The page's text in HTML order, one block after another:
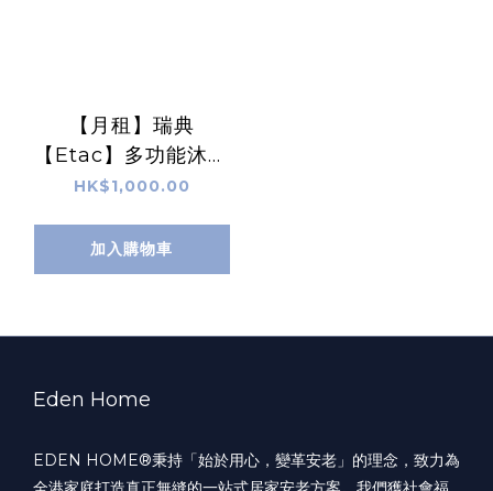
【月租】瑞典
【Etac】多功能沐浴
便椅
HK$1,000.00
加入購物車
Eden Home
EDEN HOME®️秉持「始於用心，變革安老」的理念，致力為